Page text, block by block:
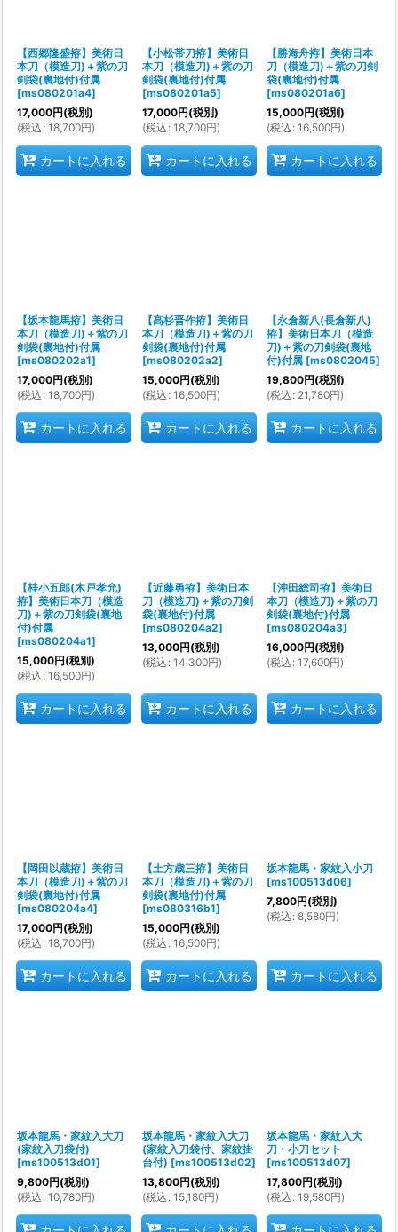
【西郷隆盛拵】美術日
本刀（模造刀)＋紫の刀
剣袋(裏地付)付属
[ms080201a4]
17,000円(税別)
(税込 : 18,700円)
カートに入れる
【小松帯刀拵】美術日
本刀（模造刀)＋紫の刀
剣袋(裏地付)付属
[ms080201a5]
17,000円(税別)
(税込 : 18,700円)
カートに入れる
【勝海舟拵】美術日本
刀（模造刀)＋紫の刀剣
袋(裏地付)付属
[ms080201a6]
15,000円(税別)
(税込 : 16,500円)
カートに入れる
【坂本龍馬拵】美術日
本刀（模造刀)＋紫の刀
剣袋(裏地付)付属
[ms080202a1]
17,000円(税別)
(税込 : 18,700円)
カートに入れる
【高杉晋作拵】美術日
本刀（模造刀)＋紫の刀
剣袋(裏地付)付属
[ms080202a2]
15,000円(税別)
(税込 : 16,500円)
カートに入れる
【永倉新八(長倉新八)
拵】美術日本刀（模造
刀)＋紫の刀剣袋(裏地
付)付属 [ms0802045]
19,800円(税別)
(税込 : 21,780円)
カートに入れる
【桂小五郎(木戸孝允)
拵】美術日本刀（模造
刀)＋紫の刀剣袋(裏地
付)付属
[ms080204a1]
15,000円(税別)
(税込 : 16,500円)
カートに入れる
【近藤勇拵】美術日本
刀（模造刀)＋紫の刀剣
袋(裏地付)付属
[ms080204a2]
13,000円(税別)
(税込 : 14,300円)
カートに入れる
【沖田総司拵】美術日
本刀（模造刀)＋紫の刀
剣袋(裏地付)付属
[ms080204a3]
16,000円(税別)
(税込 : 17,600円)
カートに入れる
【岡田以蔵拵】美術日
本刀（模造刀)＋紫の刀
剣袋(裏地付)付属
[ms080204a4]
17,000円(税別)
(税込 : 18,700円)
カートに入れる
【土方歳三拵】美術日
本刀（模造刀)＋紫の刀
剣袋(裏地付)付属
[ms080316b1]
15,000円(税別)
(税込 : 16,500円)
カートに入れる
坂本龍馬・家紋入小刀
[ms100513d06]
7,800円(税別)
(税込 : 8,580円)
カートに入れる
坂本龍馬・家紋入大刀
(家紋入刀袋付)
[ms100513d01]
9,800円(税別)
(税込 : 10,780円)
坂本龍馬・家紋入大刀
(家紋入刀袋付、家紋掛
台付) [ms100513d02]
13,800円(税別)
(税込 : 15,180円)
坂本龍馬・家紋入大
刀・小刀セット
[ms100513d07]
17,800円(税別)
(税込 : 19,580円)